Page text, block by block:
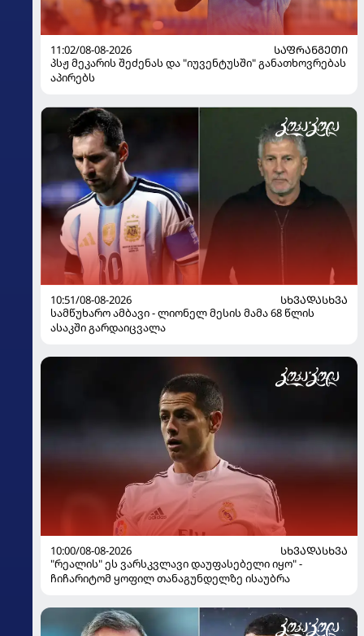
11:02/08-08-2026
ᲡᲐᲤᲠᲐᲜᲒᲔᲗᲘ
პსჟ მეკარის შეძენას და "იუვენტუსში" განათხოვრებას
აპირებს
10:51/08-08-2026
ᲡᲮᲕᲐᲓᲐᲡᲮᲕᲐ
სამწუხარო ამბავი - ლიონელ მესის მამა 68 წლის
ასაკში გარდაიცვალა
10:00/08-08-2026
ᲡᲮᲕᲐᲓᲐᲡᲮᲕᲐ
"რეალის" ეს ვარსკვლავი დაუფასებელი იყო" -
ჩიჩარიტომ ყოფილ თანაგუნდელზე ისაუბრა